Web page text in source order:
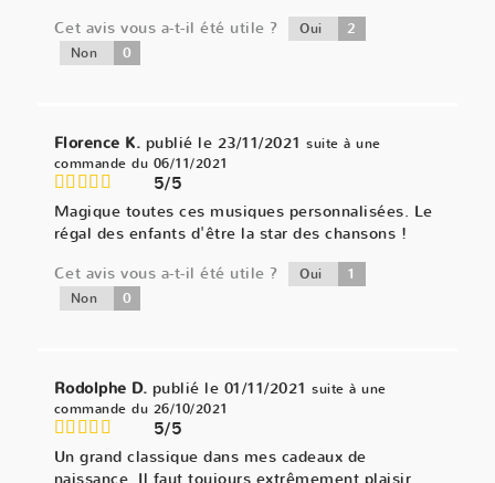
Cet avis vous a-t-il été utile ?
Oui 2
Non 0
Florence K. publié le 23/11/2021 suite à une
commande du 06/11/2021
5/5
Magique toutes ces musiques personnalisées. Le
régal des enfants d'être la star des chansons !
Cet avis vous a-t-il été utile ?
Oui 1
Non 0
Rodolphe D. publié le 01/11/2021 suite à une
commande du 26/10/2021
5/5
Un grand classique dans mes cadeaux de
naissance. Il faut toujours extrêmement plaisir